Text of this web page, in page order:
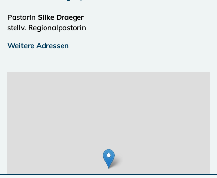
Pastorin Silke Draeger
stellv. Regionalpastorin
Weitere Adressen